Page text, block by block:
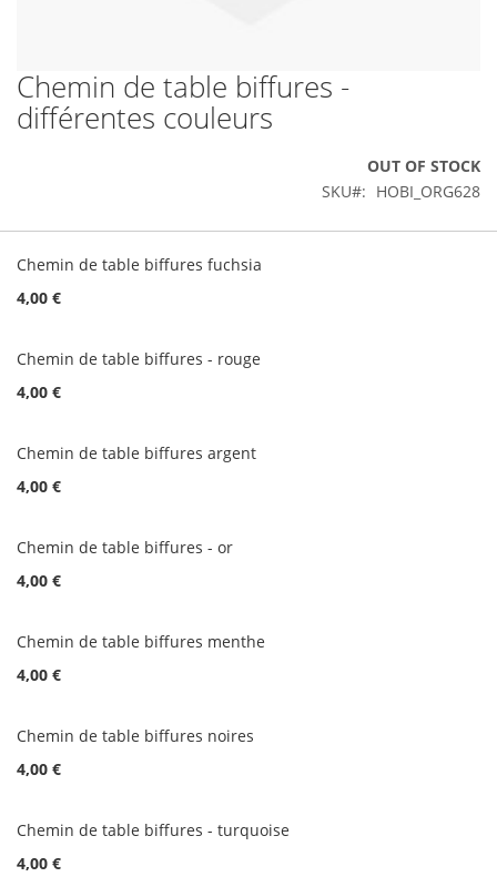
Skip
to
the
gallery
Chemin de table biffures -
différentes couleurs
OUT OF STOCK
SKU
HOBI_ORG628
product
Chemin de table biffures fuchsia
4,00 €
Chemin de table biffures - rouge
4,00 €
Chemin de table biffures argent
4,00 €
Chemin de table biffures - or
4,00 €
Chemin de table biffures menthe
4,00 €
Chemin de table biffures noires
4,00 €
Chemin de table biffures - turquoise
4,00 €